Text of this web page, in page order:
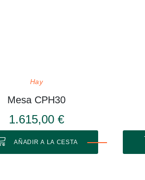
Hay
Mesa CPH30
1.615,00 €
AÑADIR A LA CESTA